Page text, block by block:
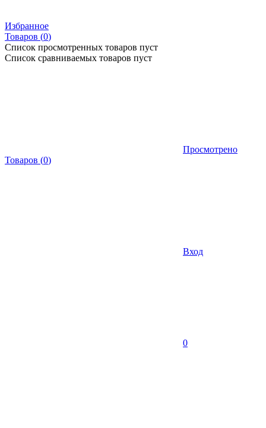
Избранное
Товаров (0)
Список просмотренных товаров пуст
Список сравниваемых товаров пуст
Просмотрено
Товаров (0)
Вход
0